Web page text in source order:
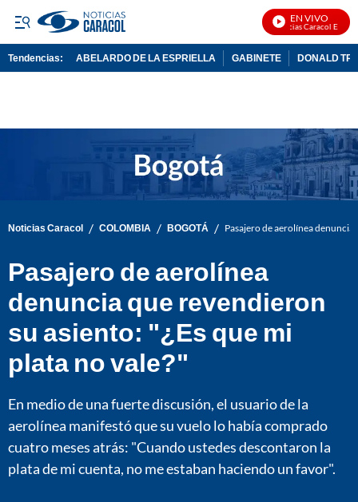
EN VIVO
Noticias Caracol En Vivo
Tendencias: ABELARDO DE LA ESPRIELLA GABINETE DONALD
Noticias Caracol / COLOMBIA / BOGOTÁ / Pasajero de aerolínea denuncia
Pasajero de aerolínea
denuncia que revendieron
su asiento: "¿Es que mi
plata no vale?"
En medio de una fuerte discusión, el usuario de la
aerolínea manifestó que su vuelo lo había comprado
cuatro meses atrás: "Cuando ustedes descontaron la
plata de mi cuenta, no me estaban haciendo un favor".